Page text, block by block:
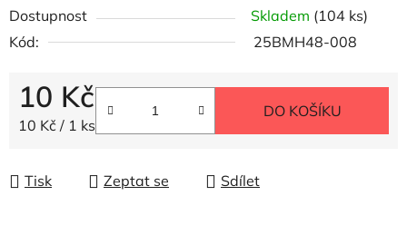
Dostupnost Skladem (104 ks)
Kód:
25BMH48-008
10 Kč
Měrná cena:
10 Kč / 1 ks
DO KOŠÍKU
Tisk Zeptat se Sdílet